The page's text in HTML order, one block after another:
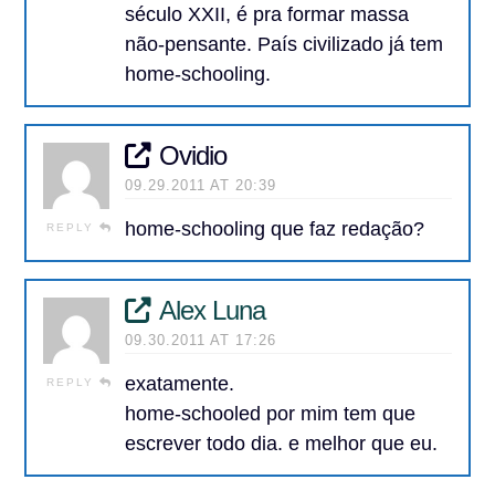
século XXII, é pra formar massa
não-pensante. País civilizado já tem
home-schooling.
REPLY
Ovidio
09.29.2011 AT 20:39
home-schooling que faz redação?
REPLY
Alex Luna
09.30.2011 AT 17:26
exatamente.
home-schooled por mim tem que
escrever todo dia. e melhor que eu.